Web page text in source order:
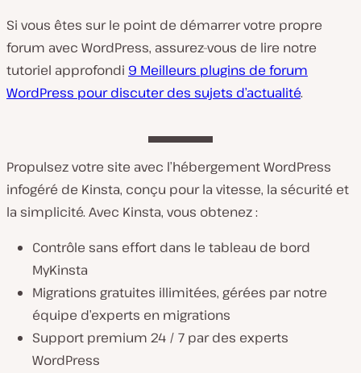
Si vous êtes sur le point de démarrer votre propre
forum avec WordPress, assurez-vous de lire notre
tutoriel approfondi 9 Meilleurs plugins de forum
WordPress pour discuter des sujets d’actualité.
Propulsez votre site avec l’hébergement WordPress
infogéré de Kinsta, conçu pour la vitesse, la sécurité et
la simplicité. Avec Kinsta, vous obtenez :
Contrôle sans effort dans le tableau de bord
MyKinsta
Migrations gratuites illimitées, gérées par notre
équipe d’experts en migrations
Support premium 24 / 7 par des experts
WordPress